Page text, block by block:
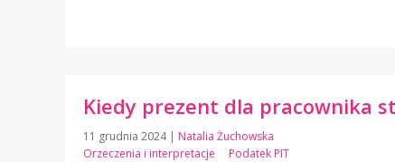
Kiedy prezent dla pracownika
11 grudnia 2024 | Natalia Żuchowska
Orzeczenia i interpretacje
Podatek PIT